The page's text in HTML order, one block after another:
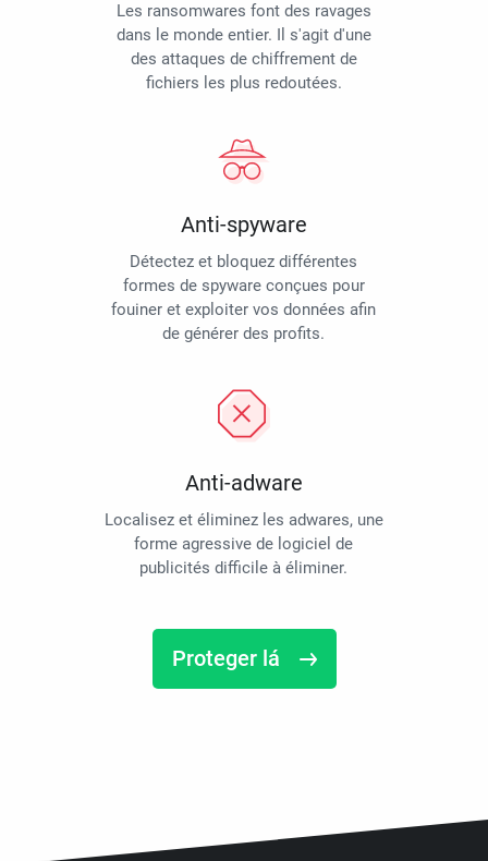
Les ransomwares font des ravages
dans le monde entier. Il s'agit d'une
des attaques de chiffrement de
fichiers les plus redoutées.
Anti-spyware
Détectez et bloquez différentes
formes de spyware conçues pour
fouiner et exploiter vos données afin
de générer des profits.
Anti-adware
Localisez et éliminez les adwares, une
forme agressive de logiciel de
publicités difficile à éliminer.
Proteger lá